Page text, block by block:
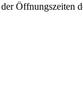
Öffnungszeiten